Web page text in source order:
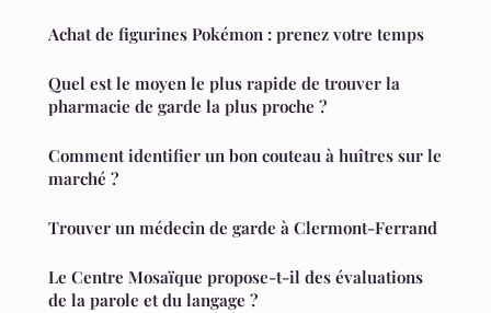
Achat de figurines Pokémon : prenez votre temps
Quel est le moyen le plus rapide de trouver la
pharmacie de garde la plus proche ?
Comment identifier un bon couteau à huîtres sur le
marché ?
Trouver un médecin de garde à Clermont-Ferrand
Le Centre Mosaïque propose-t-il des évaluations
de la parole et du langage ?